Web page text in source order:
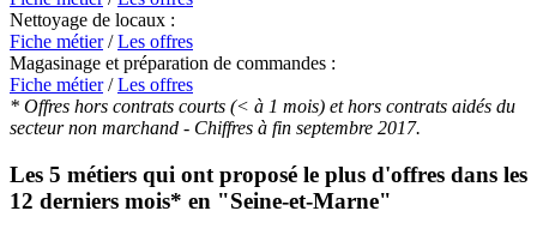
Nettoyage de locaux :
Fiche métier/Les offres
Magasinage et préparation de commandes :
Fiche métier/Les offres
* Offres hors contrats courts (< à 1 mois) et hors contrats aidés du
secteur non marchand - Chiffres à fin septembre 2017.
Les 5 métiers qui ont proposé le plus d'offres dans les
12 derniers mois* en "Seine-et-Marne"